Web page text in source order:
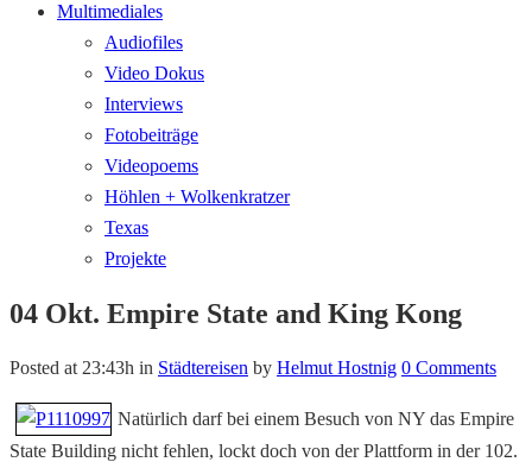
Multimediales
Audiofiles
Video Dokus
Interviews
Fotobeiträge
Videopoems
Höhlen + Wolkenkratzer
Texas
Projekte
04 Okt. Empire State and King Kong
Posted at 23:43h in Städtereisen by Helmut Hostnig 0 Comments
Natürlich darf bei einem Besuch von NY das Empire
State Building nicht fehlen, lockt doch von der Plattform in der 102.